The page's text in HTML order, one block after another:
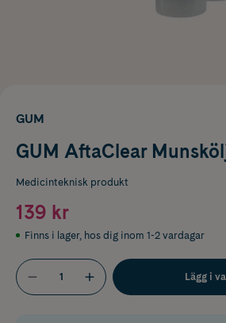
GUM
GUM AftaClear
Medicinteknisk produkt
139 kr
Finns i lager, hos dig inom 1-2 vardagar
Lägg i